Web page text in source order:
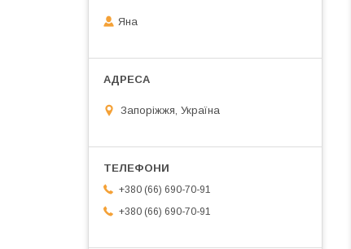
Яна
Запоріжжя, Україна
+380 (66) 690-70-91
+380 (66) 690-70-91